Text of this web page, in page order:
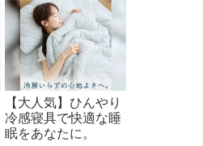
【大人気】ひんやり
冷感寝具で快適な睡
眠をあなたに。